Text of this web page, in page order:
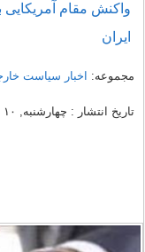
ایران
مجموعه: اخبار سیاست
تاریخ انتشار : چهارشنبه, ۱۰ تیر ۱۴۰۵ ۲۰:۴۸